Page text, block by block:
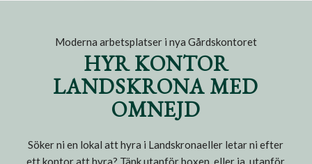
Moderna arbetsplatser i nya Gårdskontoret
HYR KONTOR
LANDSKRONA MED
OMNEJD
Söker ni en lokal att hyra i Landskronaeller letar ni efter
ett kontor att hyra? Tänk utanför boxen, eller ja, utanför